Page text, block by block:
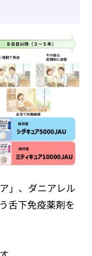
」、ダニアレル
舌下免疫薬剤を